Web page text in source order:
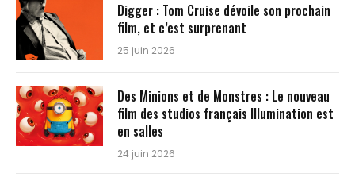
Digger : Tom Cruise dévoile son prochain
film, et c’est surprenant
25 juin 2026
Des Minions et de Monstres : Le nouveau
film des studios français Illumination est
en salles
24 juin 2026